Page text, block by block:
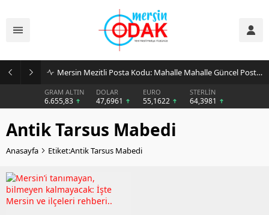
Mersin Mezitli Posta Kodu: Mahalle Mahalle Güncel Posta Kodu Rehberi
GRAM ALTIN
6.655,83
DOLAR
47,6961
EURO
55,1622
STERLİN
64,3981
Antik Tarsus Mabedi
Anasayfa Etiket:Antik Tarsus Mabedi